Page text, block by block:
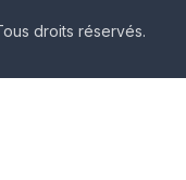
droits réservés.